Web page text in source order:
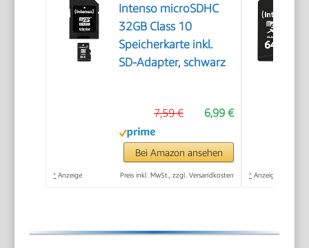
Intenso microSDHC
32GB Class 10
Speicherkarte inkl.
SD-Adapter, schwarz
6,99 €
7,59 €
Bei Amazon ansehen
* Anzeige Preis inkl. MwSt., zzgl. Versandkosten * Anzeige